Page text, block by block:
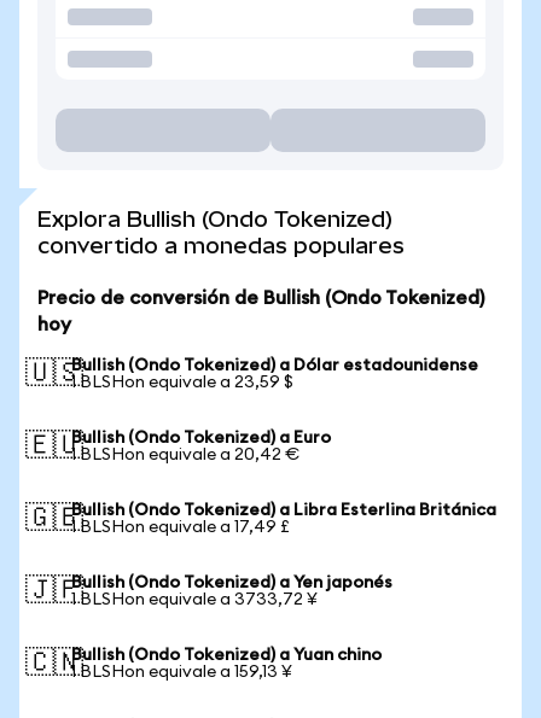
Explora Bullish (Ondo Tokenized)
convertido a monedas populares
Precio de conversión de Bullish (Ondo Tokenized)
hoy
🇺🇸Bullish (Ondo Tokenized) a Dólar estadounidense
1 BLSHon equivale a 23,59 $
🇪🇺Bullish (Ondo Tokenized) a Euro
1 BLSHon equivale a 20,42 €
🇬🇧Bullish (Ondo Tokenized) a Libra Esterlina Británica
1 BLSHon equivale a 17,49 £
🇯🇵Bullish (Ondo Tokenized) a Yen japonés
1 BLSHon equivale a 3733,72 ¥
🇨🇳Bullish (Ondo Tokenized) a Yuan chino
1 BLSHon equivale a 159,13 ¥